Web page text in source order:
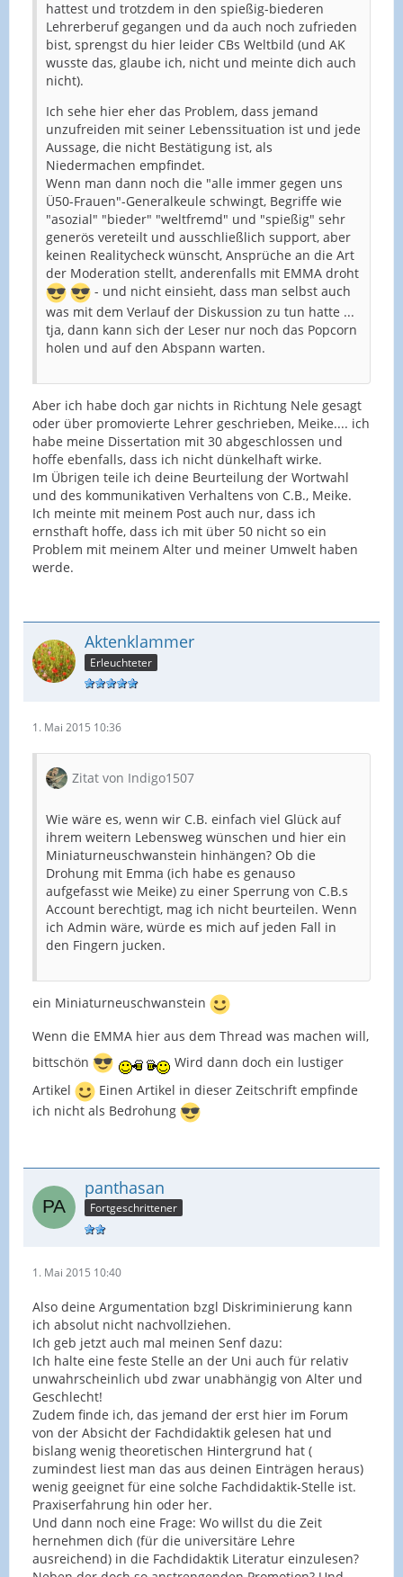
hattest und trotzdem in den spießig-biederen
Lehrerberuf gegangen und da auch noch zufrieden
bist, sprengst du hier leider CBs Weltbild (und AK
wusste das, glaube ich, nicht und meinte dich auch
nicht).
Ich sehe hier eher das Problem, dass jemand
unzufreiden mit seiner Lebenssituation ist und jede
Aussage, die nicht Bestätigung ist, als
Niedermachen empfindet.
Wenn man dann noch die "alle immer gegen uns
Ü50-Frauen"-Generalkeule schwingt, Begriffe wie
"asozial" "bieder" "weltfremd" und "spießig" sehr
generös vereteilt und ausschließlich support, aber
keinen Realitycheck wünscht, Ansprüche an die Art
der Moderation stellt, anderenfalls mit EMMA droht
- und nicht einsieht, dass man selbst auch
was mit dem Verlauf der Diskussion zu tun hatte ...
tja, dann kann sich der Leser nur noch das Popcorn
holen und auf den Abspann warten.
Aber ich habe doch gar nichts in Richtung Nele gesagt
oder über promovierte Lehrer geschrieben, Meike.... ich
habe meine Dissertation mit 30 abgeschlossen und
hoffe ebenfalls, dass ich nicht dünkelhaft wirke.
Im Übrigen teile ich deine Beurteilung der Wortwahl
und des kommunikativen Verhaltens von C.B., Meike.
Ich meinte mit meinem Post auch nur, dass ich
ernsthaft hoffe, dass ich mit über 50 nicht so ein
Problem mit meinem Alter und meiner Umwelt haben
werde.
Aktenklammer
Erleuchteter
1. Mai 2015 10:36
Zitat von Indigo1507
Wie wäre es, wenn wir C.B. einfach viel Glück auf
ihrem weitern Lebensweg wünschen und hier ein
Miniaturneuschwanstein hinhängen? Ob die
Drohung mit Emma (ich habe es genauso
aufgefasst wie Meike) zu einer Sperrung von C.B.s
Account berechtigt, mag ich nicht beurteilen. Wenn
ich Admin wäre, würde es mich auf jeden Fall in
den Fingern jucken.
ein Miniaturneuschwanstein
Wenn die EMMA hier aus dem Thread was machen will,
bittschön
Wird dann doch ein lustiger
Artikel
Einen Artikel in dieser Zeitschrift empfinde
ich nicht als Bedrohung
panthasan
Fortgeschrittener
1. Mai 2015 10:40
Also deine Argumentation bzgl Diskriminierung kann
ich absolut nicht nachvollziehen.
Ich geb jetzt auch mal meinen Senf dazu:
Ich halte eine feste Stelle an der Uni auch für relativ
unwahrscheinlich ubd zwar unabhängig von Alter und
Geschlecht!
Zudem finde ich, das jemand der erst hier im Forum
von der Absicht der Fachdidaktik gelesen hat und
bislang wenig theoretischen Hintergrund hat (
zumindest liest man das aus deinen Einträgen heraus)
wenig geeignet für eine solche Fachdidaktik-Stelle ist.
Praxiserfahrung hin oder her.
Und dann noch eine Frage: Wo willst du die Zeit
hernehmen dich (für die universitäre Lehre
ausreichend) in die Fachdidaktik Literatur einzulesen?